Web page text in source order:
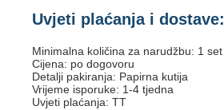
Uvjeti plaćanja i dostave:
Minimalna količina za narudžbu: 1 set
Cijena: po dogovoru
Detalji pakiranja: Papirna kutija
Vrijeme isporuke: 1-4 tjedna
Uvjeti plaćanja: TT